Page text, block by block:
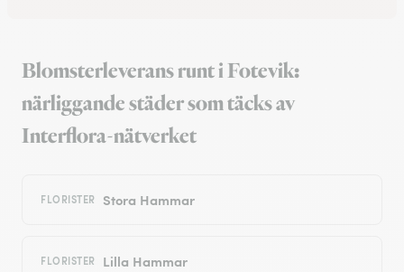
Blomsterleverans runt i Fotevik:
närliggande städer som täcks av
Interflora-nätverket
FLORISTER Stora Hammar
FLORISTER Lilla Hammar